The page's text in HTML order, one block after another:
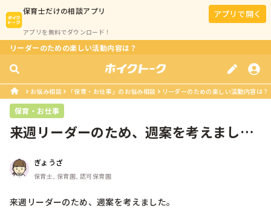
保育士だけの相談アプリ
アプリを無料でダウンロード！
アプリで開く
リーダーのための楽しい活動内容は？
お悩み相談 「保育・お仕事」のお悩み相談 リーダーのための楽しい活動内容は？
保育・お仕事
来週リーダーのため、週案を考えまし
ぎ...ぎょうざ
保育士, 保育園, 認可保育園
来週リーダーのため、週案を考えました。